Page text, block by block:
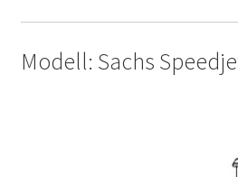
Modell: Sachs